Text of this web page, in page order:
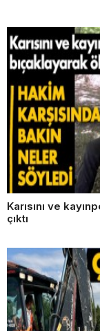
Karısını ve
çıktı